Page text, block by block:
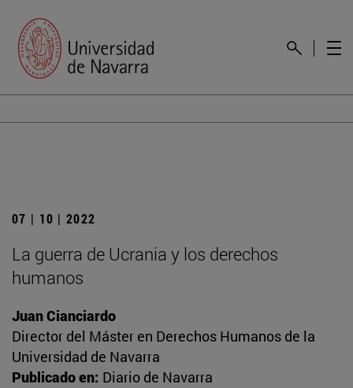
07 | 10 | 2022
La guerra de Ucrania y los derechos
humanos
Juan Cianciardo
Director del Máster en Derechos Humanos de la
Universidad de Navarra
Publicado en: Diario de Navarra